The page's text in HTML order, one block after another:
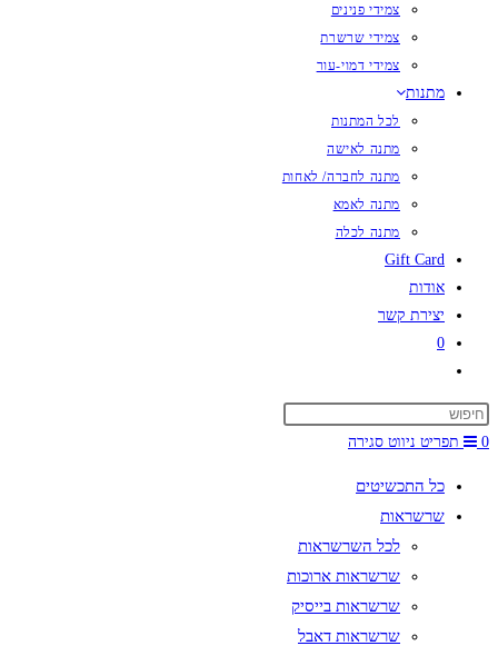
צמידי פנינים
צמידי שרשרת
צמידי דמוי-עור
מתנות
לכל המתנות
מתנה לאישה
מתנה לחברה/ לאחות
מתנה לאמא
מתנה לכלה
Gift Card
אודות
יצירת קשר
0
search
0
תפריט ניווט סגירה
כל התכשיטים
שרשראות
לכל השרשראות
שרשראות ארוכות
שרשראות בייסיק
שרשראות דאבל